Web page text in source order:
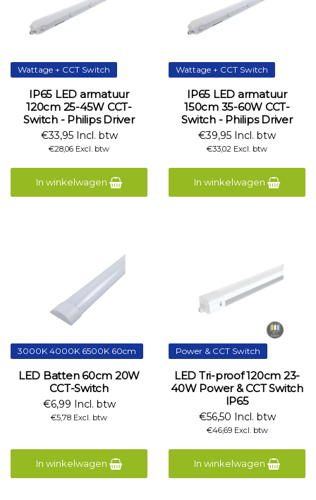
Wattage + CCT Switch
IP65 LED armatuur
120cm 25-45W CCT-
Switch - Philips Driver
€33,95 Incl. btw
€28,06 Excl. btw
In winkelwagen
Wattage + CCT Switch
IP65 LED armatuur
150cm 35-60W CCT-
Switch - Philips Driver
€39,95 Incl. btw
€33,02 Excl. btw
In winkelwagen
3000K 4000K 6500K 60cm
LED Batten 60cm 20W
CCT-Switch
€6,99 Incl. btw
€5,78 Excl. btw
In winkelwagen
Power & CCT Switch
LED Tri-proof 120cm 23-
40W Power & CCT Switch
IP65
€56,50 Incl. btw
€46,69 Excl. btw
In winkelwagen